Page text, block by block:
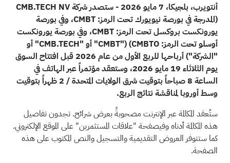
أنتويرب، بلجيكا، 7 مايو 2026 - ستصدر شركة CMB.TECH NV
(المدرجة في بورصة نيويورك تحت الرمز: CMBT، وفي بورصة
يورونكست بروكسل تحت الرمز: CMBT، وفي بورصة يورونكست
أوسلو تحت الرمز: CMBTO)
("CMBT" أو "CMB.TECH" أو
"الشركة") أرباحها للربع الأول من عام 2026 قبل افتتاح السوق
يوم الثلاثاء 19 مايو 2026، وستعقد مؤتمراً عبر الهاتف في
الساعة 8 صباحاً بتوقيت شرق الولايات المتحدة / 2 ظهراً بتوقيت
وسط أوروبا لمناقشة نتائج الربع.
ستُعقد المكالمة عبر الإنترنت مصحوبةً بعرض شرائح. تجدون تفاصيل
هذه المكالمة أدناه وفيصفحة "علاقات المستثمرين" على الموقع الإلكتروني.
كما ستتوفر العروض التقديمية والتسجيل والنص المكتوب على هذه
الصفحة.